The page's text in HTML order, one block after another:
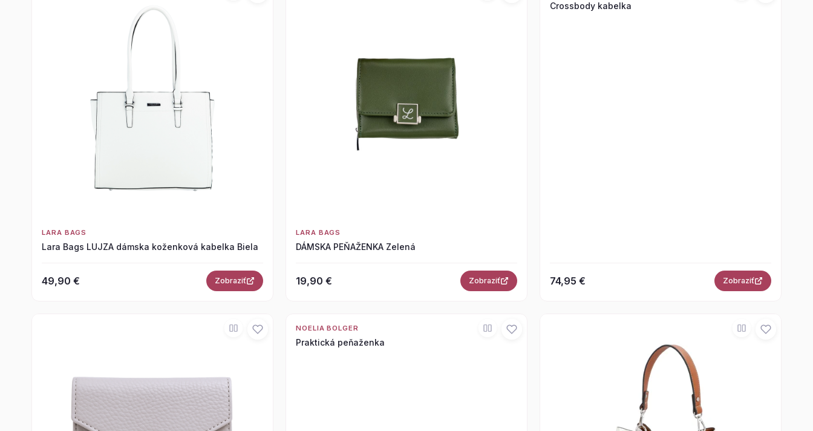
LARA BAGS
Lara Bags LUJZA dámska koženková kabelka Biela
49,90 € Zobraziť
LARA BAGS
DÁMSKA PEŇAŽENKA Zelená
19,90 € Zobraziť
Crossbody kabelka
74,95 € Zobraziť
NOELIA BOLGER
Praktická peňaženka